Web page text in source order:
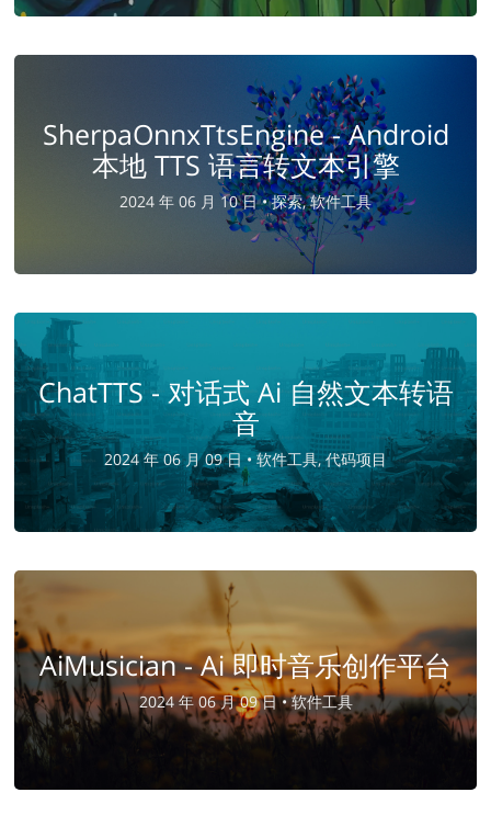
SherpaOnnxTtsEngine - Android
本地 TTS 语言转文本引擎
2024 年 06 月 10 日 •探索, 软件工具
ChatTTS - 对话式 Ai 自然文本转语
音
2024 年 06 月 09 日 •软件工具, 代码项目
AiMusician - Ai 即时音乐创作平台
2024 年 06 月 09 日 •软件工具